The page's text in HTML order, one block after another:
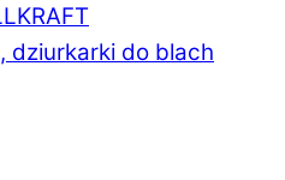
dziurkarki do blach